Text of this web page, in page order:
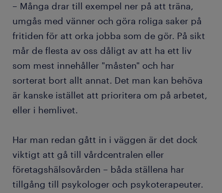
– Många drar till exempel ner på att träna,
umgås med vänner och göra roliga saker på
fritiden för att orka jobba som de gör. På sikt
mår de flesta av oss dåligt av att ha ett liv
som mest innehåller "måsten" och har
sorterat bort allt annat. Det man kan behöva
är kanske istället att prioritera om på arbetet,
eller i hemlivet.
Har man redan gått in i väggen är det dock
viktigt att gå till vårdcentralen eller
företagshälsovården – båda ställena har
tillgång till psykologer och psykoterapeuter.